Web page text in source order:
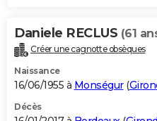
Daniele RECLUS (61
Créer une cagnotte obsèques
Naissance
16/06/1955 à Monségur(
Décès